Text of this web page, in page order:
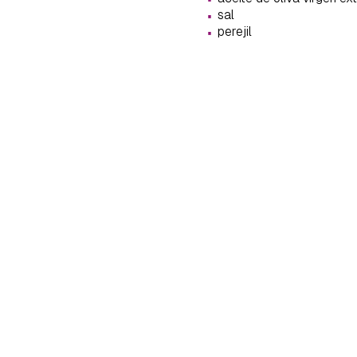
· sal
· perejil